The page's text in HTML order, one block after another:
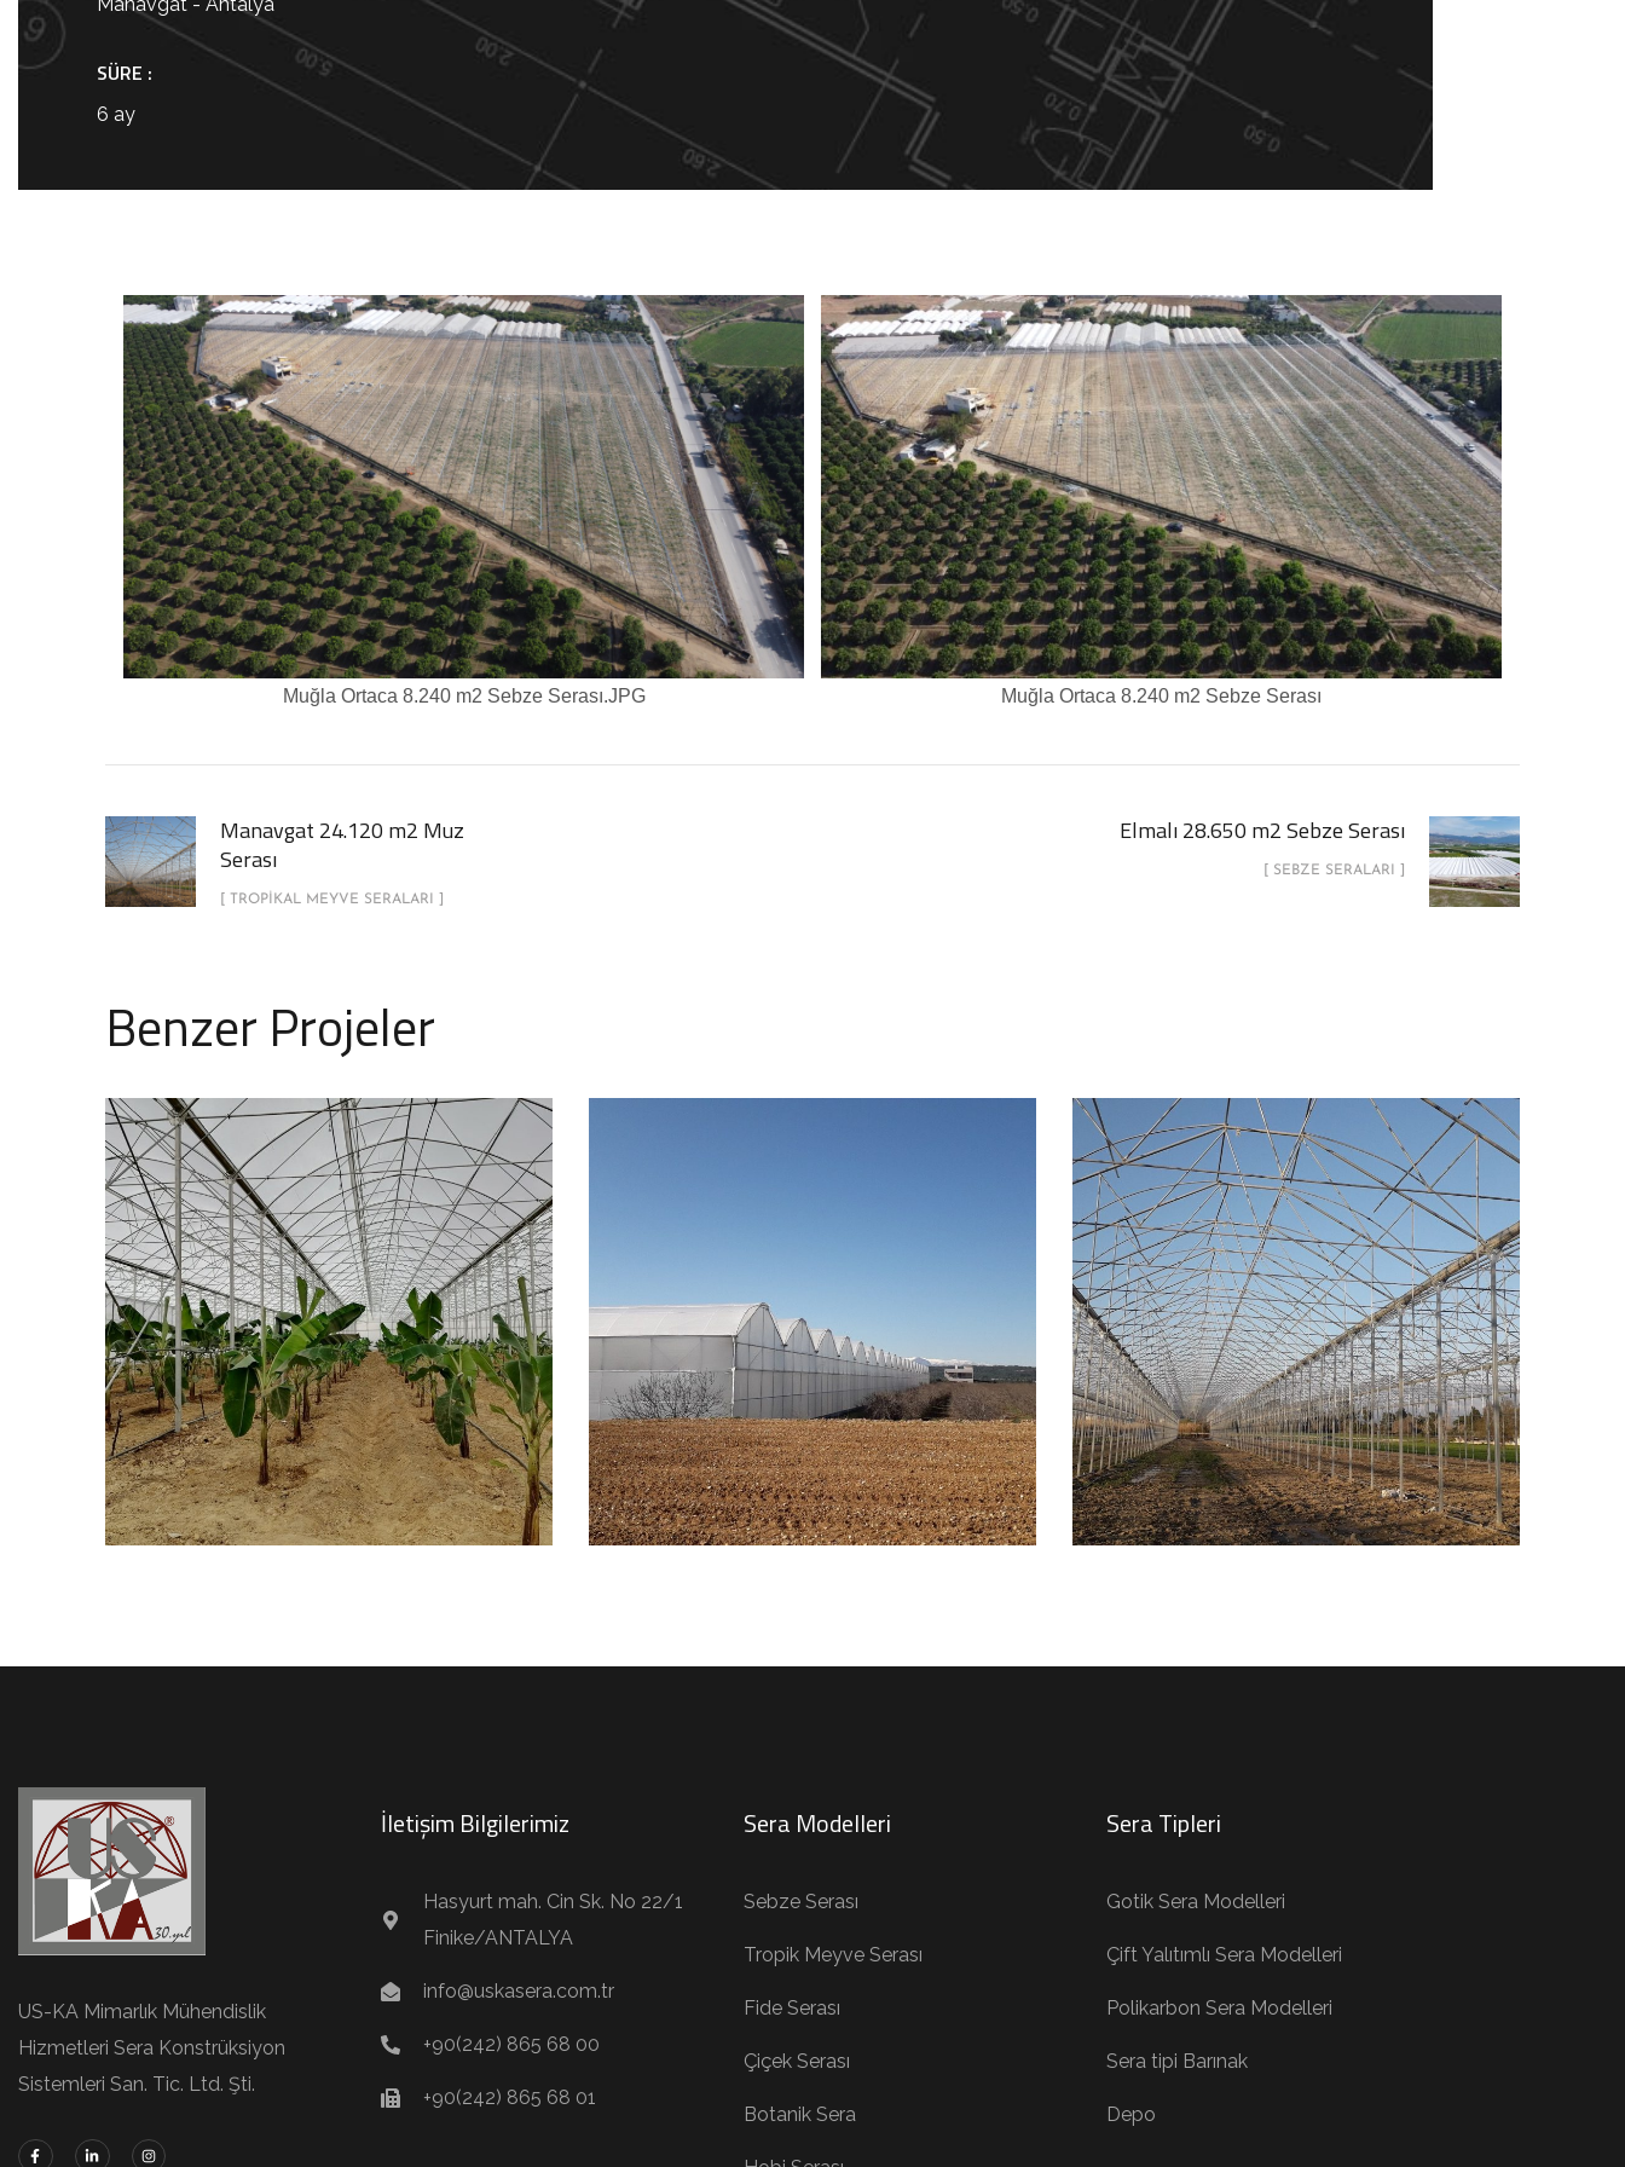
SÜRE :
6 ay
Muğla Ortaca 8.240 m2 Sebze Serası.JPG Muğla Ortaca 8.240 m2 Sebze Serası
Manavgat 24.120 m2 Muz
Serası
[ TROPIKAL MEYVE SERALARI ]
Elmalı 28.650 m2 Sebze Serası
[ SEBZE SERALARI ]
Benzer Projeler
Manavgat 30.090 m2 Muz
Serası
TROPIKAL MEYVE SERALARI
Aksu 25.000 m2 Muz Serası
TROPIKAL MEYVE SERALARI
Manavgat 24.120 m2 Muz
Serası
TROPIKAL MEYVE SERALARI
US-KA Mimarlık Mühendislik
Hizmetleri Sera Konstrüksiyon
Sistemleri San. Tic. Ltd. Şti.
İletişim Bilgilerimiz
Hasyurt mah. Cin Sk. No 22/1
Finike/ANTALYA
info@uskasera.com.tr
+90(242) 865 68 00
+90(242) 865 68 01
Sera Modelleri
Sebze Serası
Tropik Meyve Serası
Fide Serası
Çiçek Serası
Botanik Sera
Sera Tipleri
Gotik Sera Modelleri
Çift Yalıtımlı Sera Modelleri
Polikarbon Sera Modelleri
Sera tipi Barınak
Depo